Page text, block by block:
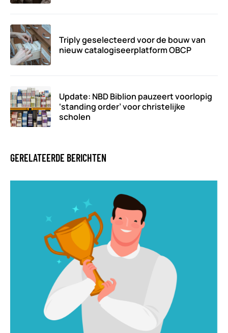
Triply geselecteerd voor de bouw van
nieuw catalogiseerplatform OBCP
Update: NBD Biblion pauzeert voorlopig
‘standing order’ voor christelijke
scholen
GERELATEERDE BERICHTEN